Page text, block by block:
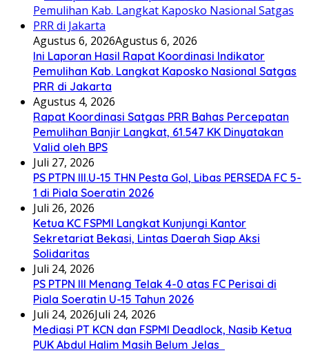
Agustus 6, 2026Agustus 6, 2026
Ini Laporan Hasil Rapat Koordinasi Indikator
Pemulihan Kab. Langkat Kaposko Nasional Satgas
PRR di Jakarta
Agustus 4, 2026
Rapat Koordinasi Satgas PRR Bahas Percepatan
Pemulihan Banjir Langkat, 61.547 KK Dinyatakan
Valid oleh BPS
Juli 27, 2026
PS PTPN III.U-15 THN Pesta Gol, Libas PERSEDA FC 5-
1 di Piala Soeratin 2026
Juli 26, 2026
Ketua KC FSPMI Langkat Kunjungi Kantor
Sekretariat Bekasi, Lintas Daerah Siap Aksi
Solidaritas
Juli 24, 2026
PS PTPN III Menang Telak 4-0 atas FC Perisai di
Piala Soeratin U-15 Tahun 2026
Juli 24, 2026Juli 24, 2026
Mediasi PT KCN dan FSPMI Deadlock, Nasib Ketua
PUK Abdul Halim Masih Belum Jelas